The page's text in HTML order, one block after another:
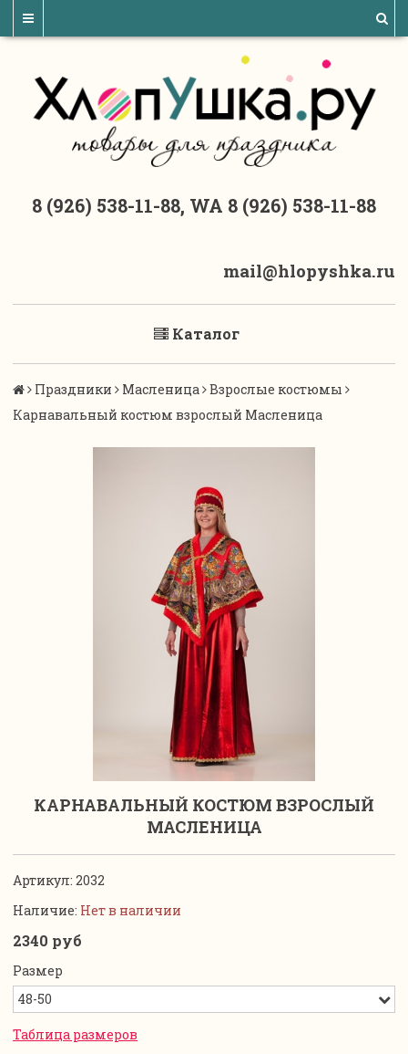
8 (926) 538-11-88, WA 8 (926) 538-11-88
mail@hlopyshka.ru
Каталог
Праздники Масленица
Взрослые костюмы
Карнавальный костюм взрослый Масленица
КАРНАВАЛЬНЫЙ КОСТЮМ ВЗРОСЛЫЙ
МАСЛЕНИЦА
Артикул: 2032
Наличие: Нет в наличии
2340 руб
Размер
Таблица размеров